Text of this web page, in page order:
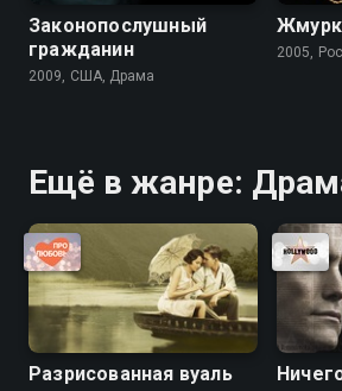
Законопослушный
гражданин
2009, США, Драма
2005,
Ещё в жанре:
Разрисованная вуаль